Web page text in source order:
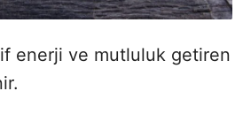
enerji ve mutluluk getiren